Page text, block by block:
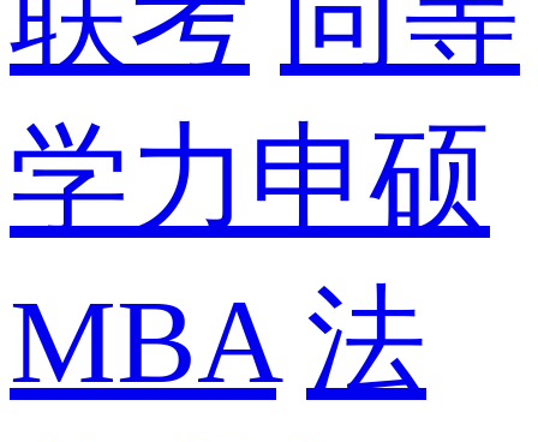
学力申硕
MBA 法